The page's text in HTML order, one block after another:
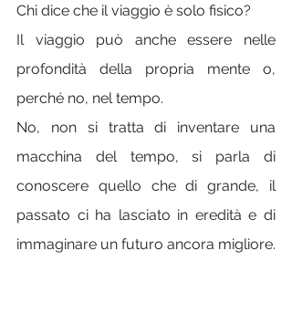
Chi dice che il viaggio è solo fisico?
Il viaggio può anche essere nelle
profondità della propria mente o,
perché no, nel tempo.
No, non si tratta di inventare una
macchina del tempo, si parla di
conoscere quello che di grande, il
passato ci ha lasciato in eredità e di
immaginare un futuro ancora migliore.